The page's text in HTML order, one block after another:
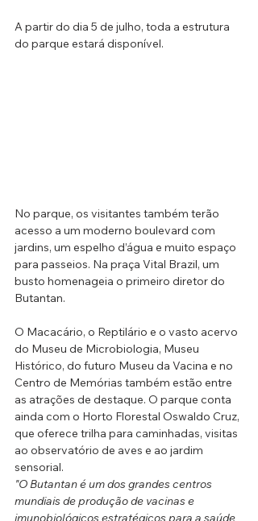
A partir do dia 5 de julho, toda a estrutura
do parque estará disponível.
No parque, os visitantes também terão
acesso a um moderno boulevard com
jardins, um espelho d’água e muito espaço
para passeios. Na praça Vital Brazil, um
busto homenageia o primeiro diretor do
Butantan.
O Macacário, o Reptilário e o vasto acervo
do Museu de Microbiologia, Museu
Histórico, do futuro Museu da Vacina e no
Centro de Memórias também estão entre
as atrações de destaque. O parque conta
ainda com o Horto Florestal Oswaldo Cruz,
que oferece trilha para caminhadas, visitas
ao observatório de aves e ao jardim
sensorial.
"O Butantan é um dos grandes centros
mundiais de produção de vacinas e
imunobiológicos estratégicos para a saúde